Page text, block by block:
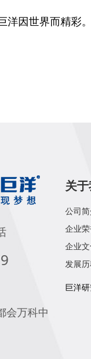
洋因世界而精彩
会万科中
关
公司
企业
企业
发展
巨洋